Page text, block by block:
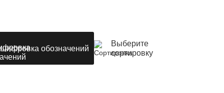
обозначений
Выберите
сортировку